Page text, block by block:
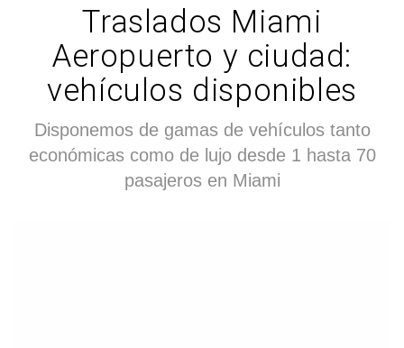
Traslados Miami
Aeropuerto y ciudad:
vehículos disponibles
Disponemos de gamas de vehículos tanto
económicas como de lujo desde 1 hasta 70
pasajeros en Miami